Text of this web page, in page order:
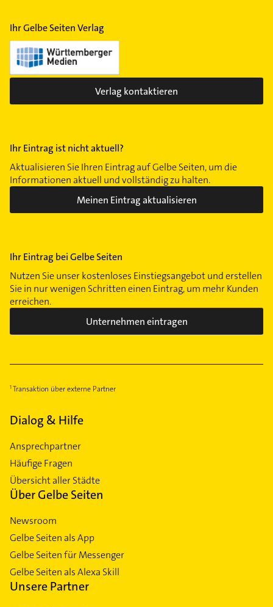
Ihr Gelbe Seiten Verlag
Verlag kontaktieren
Ihr Eintrag ist nicht aktuell?
Aktualisieren Sie Ihren Eintrag auf Gelbe Seiten, um die
Informationen aktuell und vollständig zu halten.
Meinen Eintrag aktualisieren
Ihr Eintrag bei Gelbe Seiten
Nutzen Sie unser kostenloses Einstiegsangebot und erstellen
Sie in nur wenigen Schritten einen Eintrag, um mehr Kunden
erreichen.
Unternehmen eintragen
Transaktion über externe Partner
Dialog & Hilfe
Ansprechpartner
Häufige Fragen
Übersicht aller Städte
Über Gelbe Seiten
Newsroom
Gelbe Seiten als App
Gelbe Seiten für Messenger
Gelbe Seiten als Alexa Skill
Unsere Partner